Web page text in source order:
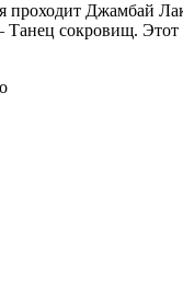
проходит Джамбай
сокровищ.